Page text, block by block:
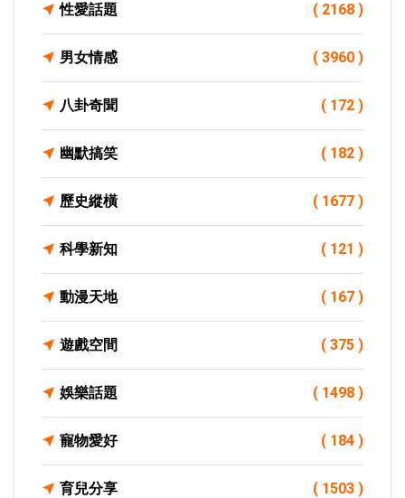
性愛話題 ( 2168 )
男女情感 ( 3960 )
八卦奇聞 ( 172 )
幽默搞笑 ( 182 )
歷史縱橫 ( 1677 )
科學新知 ( 121 )
動漫天地 ( 167 )
遊戲空間 ( 375 )
娛樂話題 ( 1498 )
寵物愛好 ( 184 )
育兒分享 ( 1503 )